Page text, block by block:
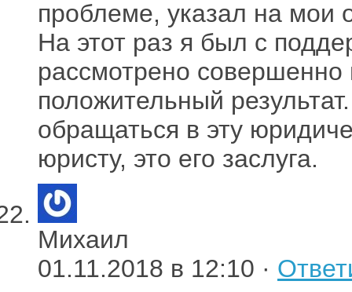
проблеме, указал на
На этот раз я был с
рассмотрено
положительный
обращаться в эту
юристу, это его заслуга.
Михаил
01.11.2018 в 12:10 ·